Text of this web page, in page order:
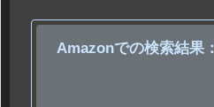
Amazonでの検索結果：